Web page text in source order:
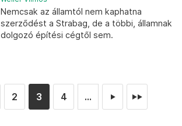
Nemcsak az államtól nem kaphatna
szerződést a Strabag, de a többi, államnak
dolgozó építési cégtől sem.
2 3 4 ... ► ►►